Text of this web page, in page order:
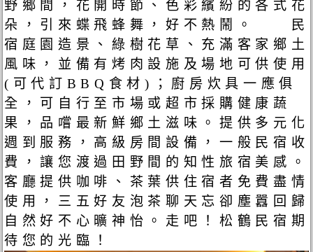
野鄉間，花開時節、色彩繽紛的各式花
朵，引來蝶飛蜂舞，好不熱鬧。 民
宿庭園造景、綠樹花草、充滿客家鄉土
風味，並備有烤肉設施及場地可供使用
(可代訂BBQ食材)；廚房炊具一應俱
全，可自行至市場或超市採購健康蔬
果，品嚐最新鮮鄉土滋味。提供多元化
週到服務，高級房間設備，一般民宿收
費，讓您渡過田野間的知性旅宿美感。
客廳提供咖啡、茶葉供住宿者免費盡情
使用，三五好友泡茶聊天忘卻塵囂回歸
自然好不心曠神怡。走吧！松鶴民宿期
待您的光臨！